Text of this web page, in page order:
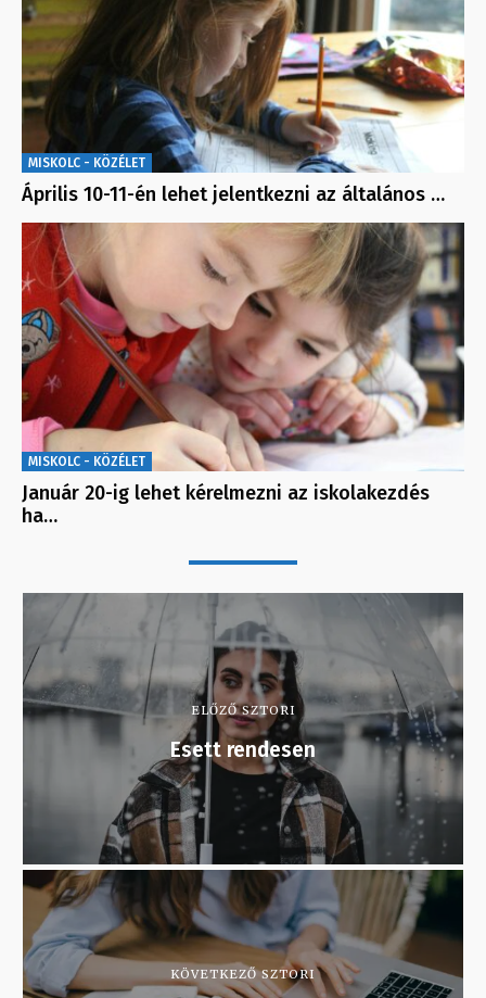
MISKOLC - KÖZÉLET
Április 10-11-én lehet jelentkezni az általános …
MISKOLC - KÖZÉLET
Január 20-ig lehet kérelmezni az iskolakezdés
ha…
ELŐZŐ SZTORI
Esett rendesen
KÖVETKEZŐ SZTORI